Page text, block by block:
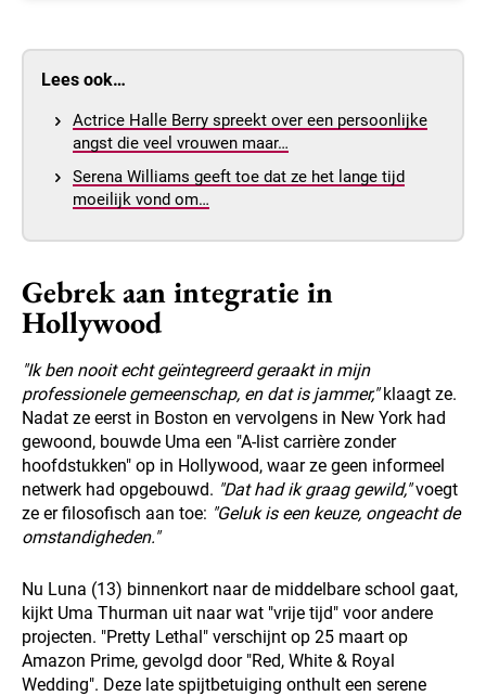
Lees ook…
Actrice Halle Berry spreekt over een persoonlijke
angst die veel vrouwen maar…
Serena Williams geeft toe dat ze het lange tijd
moeilijk vond om…
Gebrek aan integratie in
Hollywood
"Ik ben nooit echt geïntegreerd geraakt in mijn
professionele gemeenschap, en dat is jammer,"klaagt ze.
Nadat ze eerst in Boston en vervolgens in New York had
gewoond, bouwde Uma een "A-list carrière zonder
hoofdstukken" op in Hollywood, waar ze geen informeel
netwerk had opgebouwd. "Dat had ik graag gewild,"voegt
ze er filosofisch aan toe: "Geluk is een keuze, ongeacht de
omstandigheden."
Nu Luna (13) binnenkort naar de middelbare school gaat,
kijkt Uma Thurman uit naar wat "vrije tijd" voor andere
projecten. "Pretty Lethal" verschijnt op 25 maart op
Amazon Prime, gevolgd door "Red, White & Royal
Wedding". Deze late spijtbetuiging onthult een serene